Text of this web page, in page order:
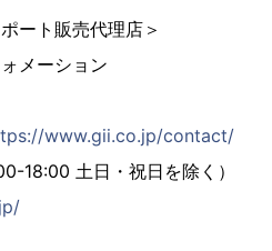
ート販売代理店＞
メーション
www.gii.co.jp/contact/
18:00 土日・祝日を除く）